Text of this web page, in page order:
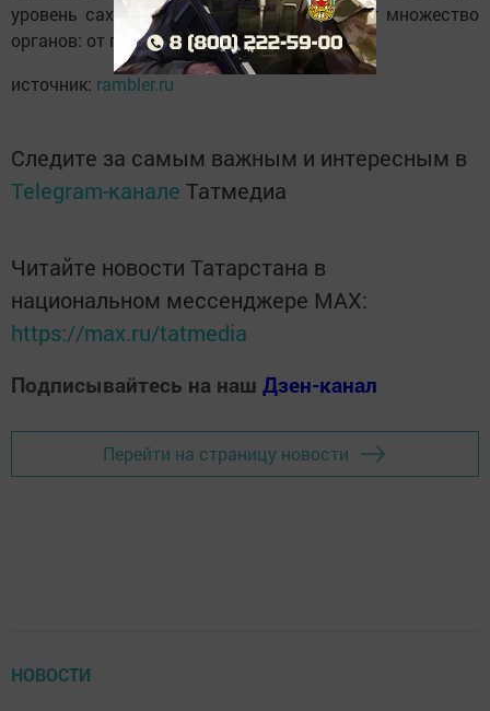
уровень сахара в крови. В итоге страдает множество
органов: от печени до головного мозга.
источник: rambler.ru
Следите за самым важным и интересным в
Telegram-канале Татмедиа
Читайте новости Татарстана в
национальном мессенджере MАХ:
https://max.ru/tatmedia
Подписывайтесь на наш Дзен-канал
Перейти на страницу новости
НОВОСТИ